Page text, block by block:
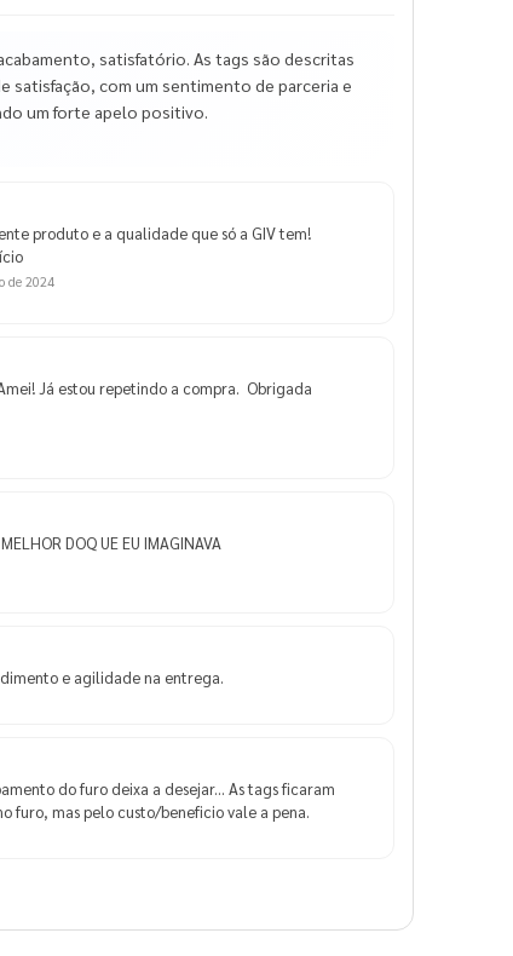
satisfatório. As tags são descritas
satisfação, com um sentimento de parceria e
um forte apelo positivo.
produto e a qualidade que só a GIV tem!
de 2024
Já estou repetindo a compra. Obrigada
DOQ UE EU IMAGINAVA
e agilidade na entrega.
do furo deixa a desejar... As tags ficaram
furo, mas pelo custo/beneficio vale a pena.